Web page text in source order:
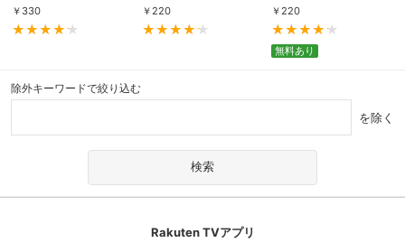
￥ 330 ￥ 220
￥ 220
無料あり
除外キーワードで絞り込む
を除く
Rakuten TVアプリ